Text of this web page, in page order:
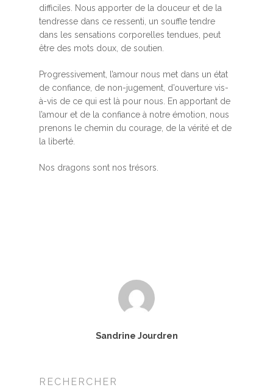
difficiles. Nous apporter de la douceur et de la
tendresse dans ce ressenti, un souffle tendre
dans les sensations corporelles tendues, peut
être des mots doux, de soutien.
Progressivement, l’amour nous met dans un état
de confiance, de non-jugement, d’ouverture vis-
à-vis de ce qui est là pour nous. En apportant de
l’amour et de la confiance à notre émotion, nous
prenons le chemin du courage, de la vérité et de
la liberté.
Nos dragons sont nos trésors.
Sandrine Jourdren
RECHERCHER
MBSR, MSC &